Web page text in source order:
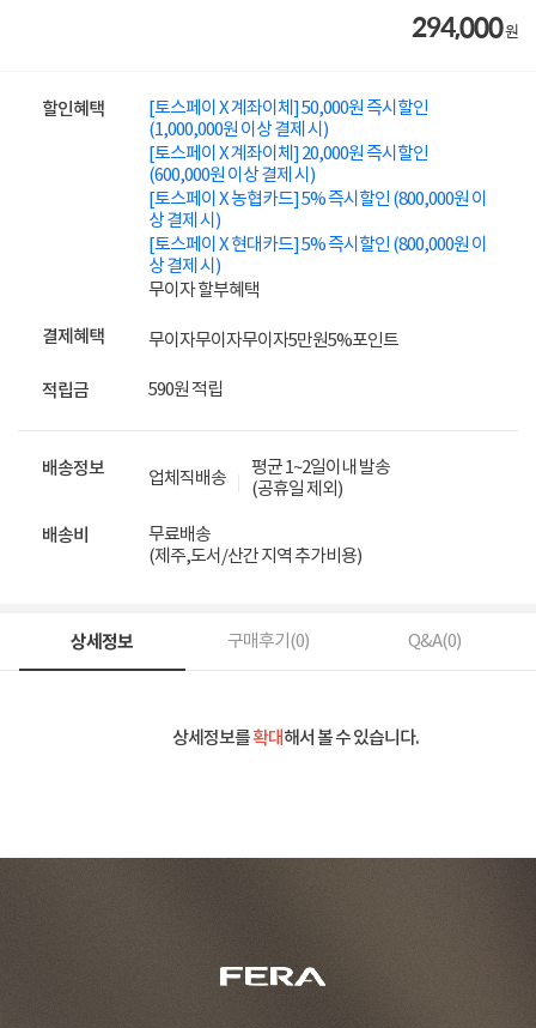
294,000원
할인혜택
[토스페이 X 계좌이체] 50,000원 즉시할인
(1,000,000원 이상 결제 시)
[토스페이 X 계좌이체] 20,000원 즉시할인
(600,000원 이상 결제 시)
[토스페이 X 농협카드] 5% 즉시할인 (800,000원 이
상 결제 시)
[토스페이 X 현대카드] 5% 즉시할인 (800,000원 이
상 결제 시)
무이자 할부혜택
결제혜택 무이자무이자무이자5만원5%포인트
적립금 590원 적립
배송정보 업체직배송
평균 1~2일이내 발송
(공휴일 제외)
배송비
무료배송
(제주,도서/산간 지역 추가비용)
상세정보 구매후기(0) Q&A(0)
상세정보를확대해서 볼 수 있습니다.